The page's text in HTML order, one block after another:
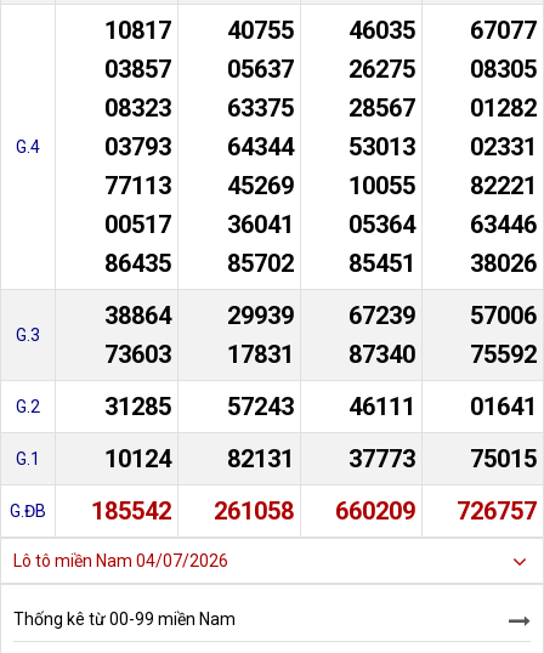
G.4
10817
03857
08323
03793
77113
00517
86435
40755
05637
63375
64344
45269
36041
85702
46035
26275
28567
53013
10055
05364
85451
67077
08305
01282
02331
82221
63446
38026
G.3
38864
73603
29939
17831
67239
87340
57006
75592
G.2 31285 57243 46111 01641
G.1 10124 82131 37773 75015
G.ĐB 185542 261058 660209 726757
Lô tô miền Nam 04/07/2026
Thống kê từ 00-99 miền Nam